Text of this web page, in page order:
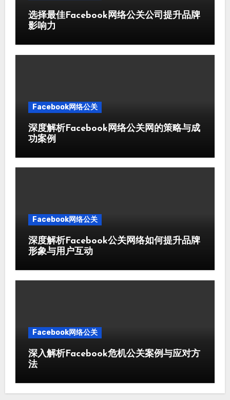
选择最佳Facebook网络公关公司提升品牌
影响力
Facebook网络公关
深度解析Facebook网络公关网的策略与成
功案例
Facebook网络公关
深度解析Facebook公关网络如何提升品牌
形象与用户互动
Facebook网络公关
深入解析Facebook危机公关案例与应对方
法